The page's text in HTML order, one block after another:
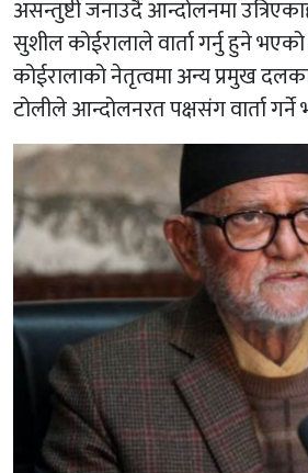
असन्तुष्टी जनाउदै आन्दोलनमा
सुशील कोईरालाले वार्ता गर्नु हुने भएको
कोईरालाको नेतृत्वमा अन्य प्रमुख
टोलीले आन्दोलनरत पक्षसंग वार्ता गर्ने